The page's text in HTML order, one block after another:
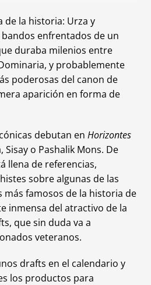
de la historia: Urza y
enfrentados de un
duraba milenios entre
y probablemente
poderosas del canon de
aparición en forma de
debutan en Horizontes
Sisay o Pashalik Mons. De
llena de referencias,
sobre algunas de las
más famosos de la historia de
inmensa del atractivo de la
que sin duda va a
veteranos.
drafts en el calendario y
los productos para